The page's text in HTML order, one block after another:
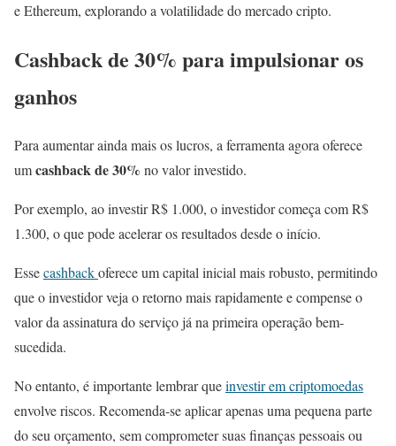
e Ethereum, explorando a volatilidade do mercado cripto.
Cashback de 30% para impulsionar os
ganhos
Para aumentar ainda mais os lucros, a ferramenta agora oferece
umcashback de 30% no valor investido.
Por exemplo, ao investir R$ 1.000, o investidor começa com R$
1.300, o que pode acelerar os resultados desde o início.
Essecashbackoferece um capital inicial mais robusto, permitindo
que o investidor veja o retorno mais rapidamente e compense o
valor da assinatura do serviço já na primeira operação bem-
sucedida.
No entanto, é importante lembrar queinvestir em criptomoedas
envolve riscos. Recomenda-se aplicar apenas uma pequena parte
do seu orçamento, sem comprometer suas finanças pessoais ou